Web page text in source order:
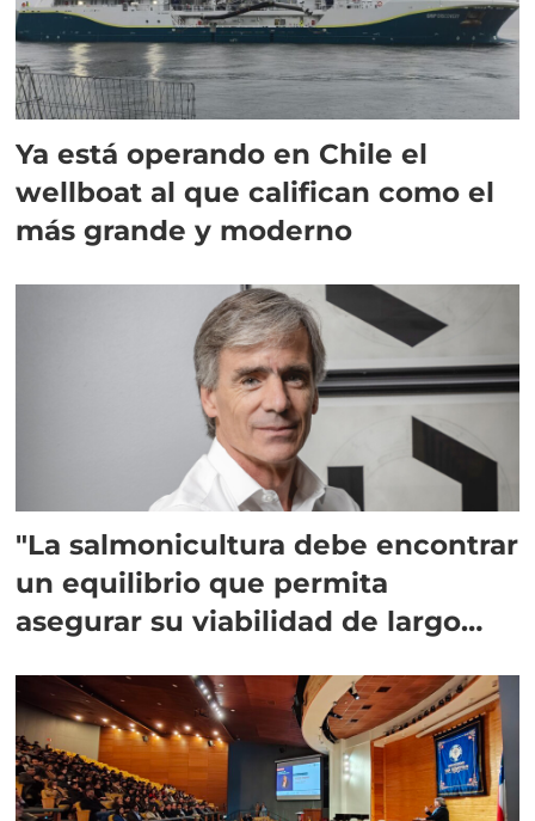
Ya está operando en Chile el
wellboat al que califican como el
más grande y moderno
"La salmonicultura debe encontrar
un equilibrio que permita
asegurar su viabilidad de largo